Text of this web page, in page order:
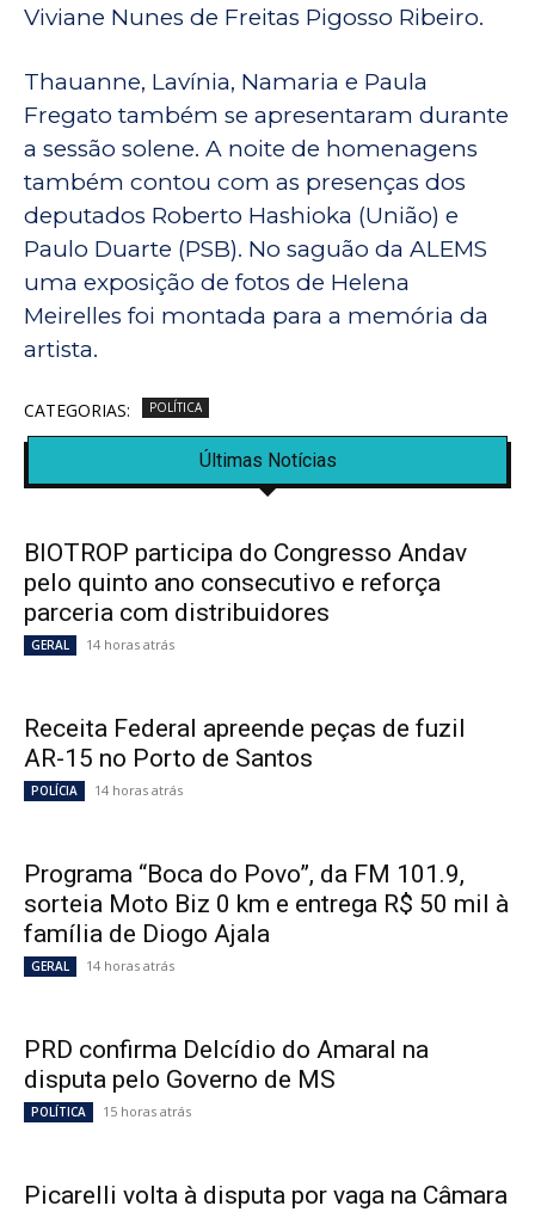
Viviane Nunes de Freitas Pigosso Ribeiro.
Thauanne, Lavínia, Namaria e Paula
Fregato também se apresentaram durante
a sessão solene. A noite de homenagens
também contou com as presenças dos
deputados Roberto Hashioka (União) e
Paulo Duarte (PSB). No saguão da ALEMS
uma exposição de fotos de Helena
Meirelles foi montada para a memória da
artista.
CATEGORIAS: POLÍTICA
Últimas Notícias
BIOTROP participa do Congresso Andav
pelo quinto ano consecutivo e reforça
parceria com distribuidores
GERAL 14 horas atrás
Receita Federal apreende peças de fuzil
AR-15 no Porto de Santos
POLÍCIA 14 horas atrás
Programa “Boca do Povo”, da FM 101.9,
sorteia Moto Biz 0 km e entrega R$ 50 mil à
família de Diogo Ajala
GERAL 14 horas atrás
PRD confirma Delcídio do Amaral na
disputa pelo Governo de MS
POLÍTICA 15 horas atrás
Picarelli volta à disputa por vaga na Câmara